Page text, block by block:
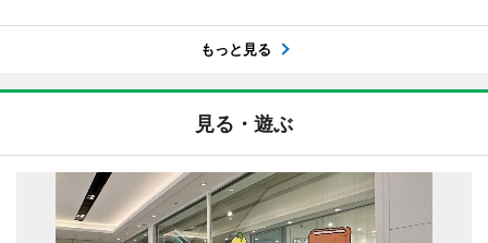
もっと見る
見る・遊ぶ